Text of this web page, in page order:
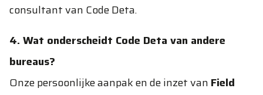
consultant van Code Deta.
4. Wat onderscheidt Code Deta van andere
bureaus?
Onze persoonlijke aanpak en de inzet van Field